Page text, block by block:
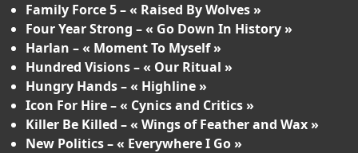
Family Force 5 – « Raised By Wolves »
Four Year Strong – « Go Down In History »
Harlan – « Moment To Myself »
Hundred Visions – « Our Ritual »
Hungry Hands – « Highline »
Icon For Hire – « Cynics and Critics »
Killer Be Killed – « Wings of Feather and Wax »
New Politics – « Everywhere I Go »